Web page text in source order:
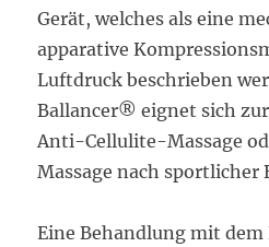
Gerät, welches als eine
apparative
Luftdruck beschrieben
Ballancer® eignet sich
Anti-Cellulite-Massage
Massage nach sportlicher
Eine Behandlung mit